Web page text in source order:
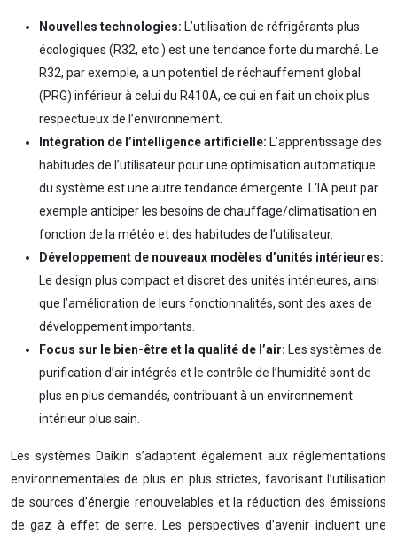
Nouvelles technologies: L’utilisation de réfrigérants plus
écologiques (R32, etc.) est une tendance forte du marché. Le
R32, par exemple, a un potentiel de réchauffement global
(PRG) inférieur à celui du R410A, ce qui en fait un choix plus
respectueux de l’environnement.
Intégration de l’intelligence artificielle: L’apprentissage des
habitudes de l’utilisateur pour une optimisation automatique
du système est une autre tendance émergente. L’IA peut par
exemple anticiper les besoins de chauffage/climatisation en
fonction de la météo et des habitudes de l’utilisateur.
Développement de nouveaux modèles d’unités intérieures:
Le design plus compact et discret des unités intérieures, ainsi
que l’amélioration de leurs fonctionnalités, sont des axes de
développement importants.
Focus sur le bien-être et la qualité de l’air: Les systèmes de
purification d’air intégrés et le contrôle de l’humidité sont de
plus en plus demandés, contribuant à un environnement
intérieur plus sain.
Les systèmes Daikin s’adaptent également aux réglementations
environnementales de plus en plus strictes, favorisant l’utilisation
de sources d’énergie renouvelables et la réduction des émissions
de gaz à effet de serre. Les perspectives d’avenir incluent une